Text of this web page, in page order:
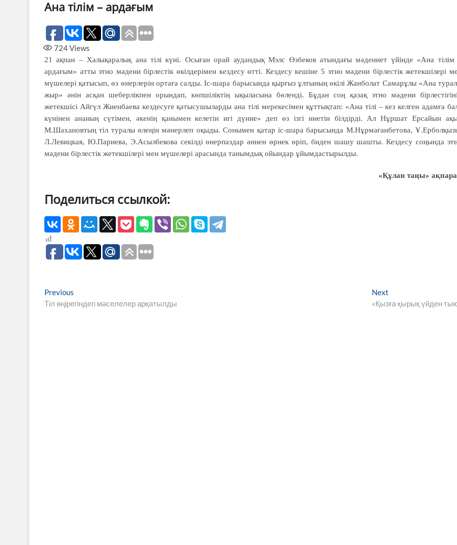
Ана тілім – ардағым
724Views
21 ақпан – Халықаралық ана тілі күні. Осыған орай аудандық Мэлс Өзбеков атындағы мәдениет үйінде «Ана
ардағым» атты этно мәдени бірлестік өкілдерімен кездесу өтті. Кездесу кешіне 5 этно мәдени бірлестік жетекшілері
мүшелері қатысып, өз өнерлерін ортаға салды. Іс-шара барысында қырғыз ұлтының өкілі Жанболат Самарұлы «Ана
жыр» әнін асқан шеберлікпен орындап, көпшіліктің ықыласына бөленді. Бұдан соң қазақ этно мәдени
жетекшісі Айгүл Жиенбаева кездесуге қатысушыларды ана тілі мерекесімен құттықтап: «Ана тілі – кез келген адамға
күнінен ананың сүтімен, әкенің қанымен келетін игі дүние» деп өз ізгі ниетін білдірді. Ал Нұршат Ерсайын
М.Шахановтың тіл туралы өлеңін мәнерлеп оқыды. Сонымен қатар іс-шара барысында М.Нұрмағанбетова,
Л.Левицкая, Ю.Париева, Э.Асылбекова секілді өнерпаздар әннен өрнек өріп, биден шашу шашты. Кездесу соңында
мәдени бірлестік жетекшілері мен мүшелері арасында танымдық ойындар ұйымдастырылды.
«Құлан таңы»
Поделиться ссылкой:
Навигация
по
Previous
post:
Тіл өңірегіндегі мәселелер арқатылды
Next
post:
«Қызға қырық үйден